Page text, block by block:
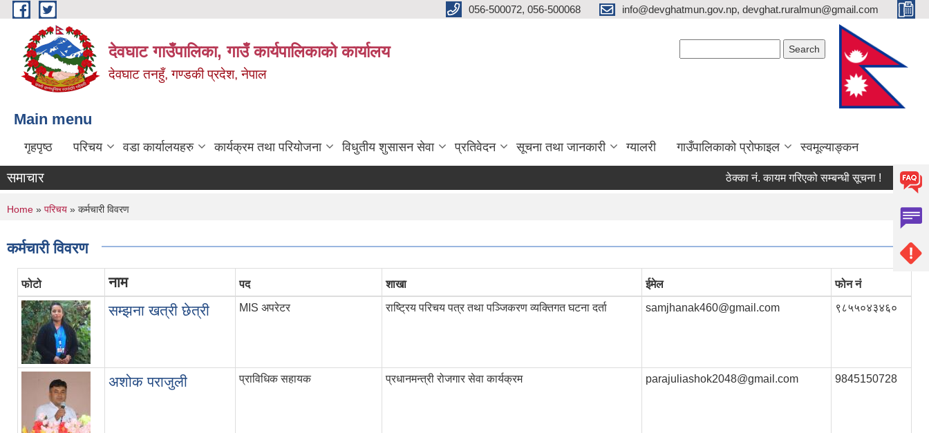
Skip to main content 056-500072, 056-500068 info@devghatmun.gov.np, devghat.ruralmun@gmail.com
देवघाट गाउँपालिका, गाउँ कार्यपालिकाको कार्यालय
देवघाट तनहुँ, गण्डकी प्रदेश, नेपाल
Main menu
गृहपृष्ठ परिचय वडा कार्यालयहरु कार्यक्रम तथा परियोजना विधुतीय शुसासन सेवा प्रतिवेदन सूचना तथा जानकारी ग्यालरी गाउँपालिकाको प्रोफाइल स्वमूल्याङ्कन
समाचार ठेक्का नंं. कायम गरिएको सम्बन्धी सूचना ! जिल्ला
You are here
Home » परिचय » कर्मचारी विवरण
कर्मचारी विवरण
फोटो नाम पद शाखा ईमेल फोन नं
सम्झना खत्री छेत्री MIS अपरेटर राष्ट्रिय परिचय पत्र तथा पञ्जिकरण व्यक्तिगत घटना दर्ता samjhanak460@gmail.com ९८५५०४३४६०
अशोक पराजुली प्राविधिक सहायक प्रधानमन्त्री रोजगार सेवा कार्यक्रम parajuliashok2048@gmail.com 9845150728